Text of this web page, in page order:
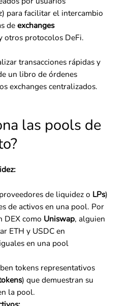
para facilitar el intercambio
deexchanges
otros protocolos DeFi.
transacciones rápidas y
un libro de órdenes
exchanges centralizados.
las pools de
de liquidez o LPs)
de activos en una pool. Por
DEX como Uniswap, alguien
ETH y USDC en
en una pool
tokens representativos
) que demuestran su
la pool.